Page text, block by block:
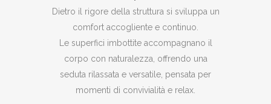
Dietro il rigore della struttura si sviluppa un
comfort accogliente e continuo.
Le superfici imbottite accompagnano il
corpo con naturalezza, offrendo una
seduta rilassata e versatile, pensata per
momenti di convivialità e relax.